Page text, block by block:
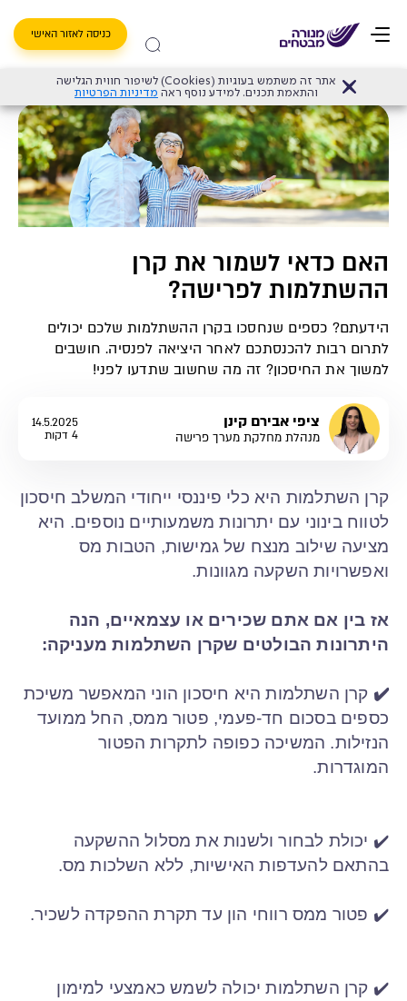
כניסה לאזור האישי
אתר זה משתמש בעוגיות (Cookies) לשיפור חווית הגלישה
והתאמת תכנים. למידע נוסף ראה מדיניות הפרטיות
> קרן השתלמות > האם כדאי לשמור את קרן ההשתלמות לפרישה?
האם כדאי לשמור את קרן
ההשתלמות לפרישה?
הידעתם? כספים שנחסכו בקרן ההשתלמות שלכם יכולים
לתרום רבות להכנסתכם לאחר היציאה לפנסיה. חושבים
למשוך את החיסכון? זה מה שחשוב שתדעו לפני!
ציפי אבירם קינן
מנהלת מחלקת מערך פרישה
14.5.2025
4 דקות
קרן השתלמות היא כלי פיננסי ייחודי המשלב חיסכון
לטווח בינוני עם יתרונות משמעותיים נוספים. היא
מציעה שילוב מנצח של גמישות, הטבות מס
ואפשרויות השקעה מגוונות.
אז בין אם אתם שכירים או עצמאיים, הנה
היתרונות הבולטים שקרן השתלמות מעניקה:
✔️ קרן השתלמות היא חיסכון הוני המאפשר משיכת
כספים בסכום חד-פעמי, פטור ממס, החל ממועד
הנזילות. המשיכה כפופה לתקרות הפטור
המוגדרות.
✔️ יכולת לבחור ולשנות את מסלול ההשקעה
בהתאם להעדפות האישיות, ללא השלכות מס.
✔️ פטור ממס רווחי הון עד תקרת ההפקדה לשכיר.
✔️ קרן השתלמות יכולה לשמש כאמצעי למימון